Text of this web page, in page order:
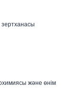
және өнім